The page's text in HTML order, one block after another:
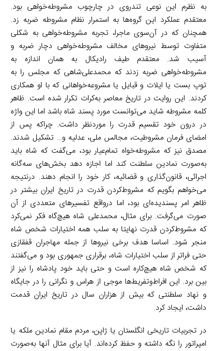
به نظرم این نوعی تندروی در چارچوب مشروطه‌خواهی بود.
معتقدم عملکرد این گروه‌ها به استمرار نظام مشروطه ضربه زد.
همچنان که در آن‌سوی ماجرا، تجربه مشروطه‌خواهی به شکلی
متفاوت توسط نیروهای مخالف مشروطه‌خواهی دچار ضربه و
آسیب شد. معتقدم طیف رادیکال به همان اندازه به
مشروطه‌خواهی ضربه زدند که محمدعلی‌شاهی که مجلس را به
توپ بست یا ایلات و قبایل یا مشروعه‌خواهانی که با او همکاری
کردند. این روایت در تاریخ معاصر به‌کرات تکرار شده است. ظاهر
کلمه مشروطه شاید می‌توانست مورد پسند شاه باشد اما این واژه
در درون خود تقسیم قدرت را موردنظر داشت. چراکه پس از
امضای فرمان مشروطیت، مجالس ملی، عدلیه و… تشکیل شدند.
مصدق نیز که مشروطه‌خواه تمام‌عیار بود، می‌گفت که شاه باید
به‌صورت نمادین سلطنت کند اما اجازه دهد بخش‌های سه‌گانه
اجرائی، قانون‌گذاری و قضائیه، کار خود را انجام دهند. درنتیجه
می‌خواهم بگویم که مشروط‌کردن قدرت در تاریخ ایران بیشتر در
ظاهر امر پسندیده‌ای بود، اما درواقع تفسیرهای متعددی از آن
صورت می‌گرفت. برای مثال، محمدعلی شاه هیچ‌گاه فکر نمی‌کرد
که مشروط‌کردن قدرت نهایتا به سلب همه اختیارات شخص شاه
منجر شود. اساسا هدف برخی نیروها از جمله مهاجران قفقازی
حتی فراتر از سلب اختیارات شاه، برقراری جمهوری بود و می‌گفتند
که شخص شاه هیچ‌کاره است و حتی باید خود پادشاه را نیز از
بین برد. این افراط‌وتفریط‌ها موجی از هراس و نگرانی را در جایگاه
و نهاد سلطنتی که بیش از هزاران سال در تاریخ ایران قدمت
داشت، ایجاد کرد.
در تجربیات تاریخی انگلستان یا ژاپن، مردم مقام نمادین ملکه یا
امپراتور را نگه داشته و حفظ کرده‌اند. آیا برای مثال آنها به‌صورت